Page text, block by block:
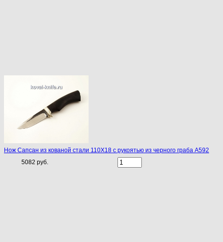
Нож Сапсан из кованой стали 110Х18 с рукоятью из черного граба A592
5082 руб.